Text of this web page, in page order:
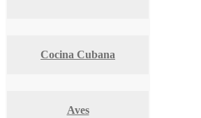
Cocina Cubana
Aves